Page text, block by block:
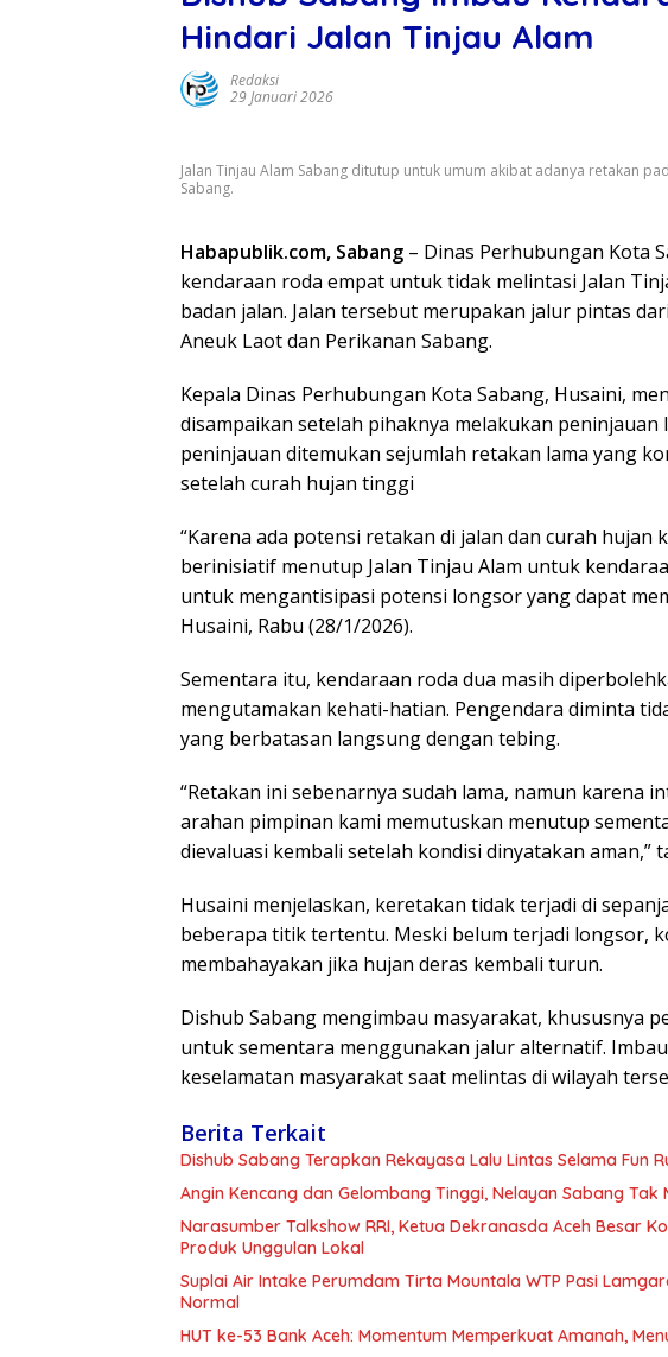
Hindari Jalan Tinjau Alam
Redaksi
29 Januari 2026
Jalan Tinjau Alam Sabang ditutup untuk umum akibat adanya retakan
Sabang.
Habapublik.com, Sabang – Dinas Perhubungan Kota
kendaraan roda empat untuk tidak melintasi Jalan
badan jalan. Jalan tersebut merupakan jalur pintas
Aneuk Laot dan Perikanan Sabang.
Kepala Dinas Perhubungan Kota Sabang, Husaini,
disampaikan setelah pihaknya melakukan peninjauan
peninjauan ditemukan sejumlah retakan lama yang
setelah curah hujan tinggi
“Karena ada potensi retakan di jalan dan curah hujan
berinisiatif menutup Jalan Tinjau Alam untuk
untuk mengantisipasi potensi longsor yang dapat
Husaini, Rabu (28/1/2026).
Sementara itu, kendaraan roda dua masih
mengutamakan kehati-hatian. Pengendara diminta
yang berbatasan langsung dengan tebing.
“Retakan ini sebenarnya sudah lama, namun karena
arahan pimpinan kami memutuskan menutup
dievaluasi kembali setelah kondisi dinyatakan aman,”
Husaini menjelaskan, keretakan tidak terjadi di
beberapa titik tertentu. Meski belum terjadi longsor,
membahayakan jika hujan deras kembali turun.
Dishub Sabang mengimbau masyarakat, khususnya
untuk sementara menggunakan jalur alternatif.
keselamatan masyarakat saat melintas di wilayah
Berita Terkait
Dishub Sabang Terapkan Rekayasa Lalu Lintas Selama Fun
Angin Kencang dan Gelombang Tinggi, Nelayan Sabang Tak
Narasumber Talkshow RRI, Ketua Dekranasda Aceh Besar
Produk Unggulan Lokal
Suplai Air Intake Perumdam Tirta Mountala WTP Pasi
Normal
HUT ke-53 Bank Aceh: Momentum Memperkuat Amanah,